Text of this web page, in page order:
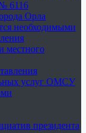
6116
Орла
необходимыми
местного
услуг ОМСУ
президента